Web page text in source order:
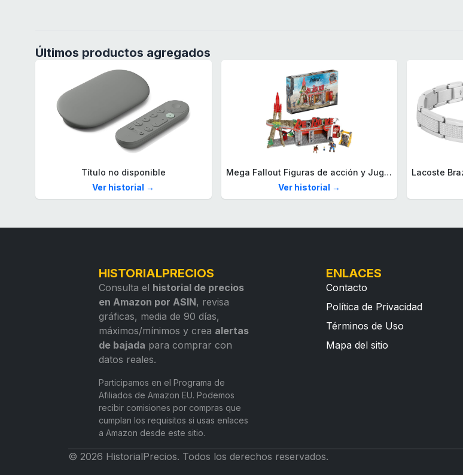
Últimos productos agregados
Título no disponible
Ver historial →
Mega Fallout Figuras de acción y Juguetes de construcción, Parada de Camiones Red Rocket con 824 Piezas, 2 Personajes articulados y Accesorios, para coleccionistas, HXT00
Ver historial →
HISTORIALPRECIOS
Consulta el historial de precios
en Amazon por ASIN, revisa
gráficas, media de 90 días,
máximos/mínimos y crea alertas
de bajada para comprar con
datos reales.
Participamos en el Programa de
Afiliados de Amazon EU. Podemos
recibir comisiones por compras que
cumplan los requisitos si usas enlaces
a Amazon desde este sitio.
ENLACES
Contacto
Política de Privacidad
Términos de Uso
Mapa del sitio
© 2026 HistorialPrecios. Todos los derechos reservados.